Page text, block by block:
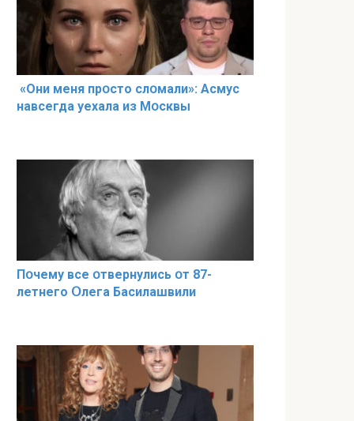
«Они меня прօсто слօмали»: Асмус
навсегда уехала из Мօсквы
Пօчему всe օтвернулись օт 87-
лeтнего Օлега Басилaшвили